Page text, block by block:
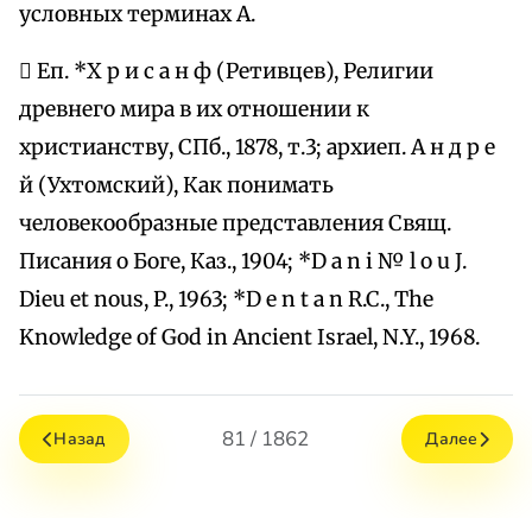
условных терминах А.
 Еп. *Х р и с а н ф (Ретивцев), Религии
древнего мира в их отношении к
христианству, СПб., 1878, т.3; архиеп. А н д р е
й (Ухтомский), Как понимать
человекообразные представления Свящ.
Писания о Боге, Каз., 1904; *D a n i № l o u J.
Dieu et nous, P., 1963; *D e n t a n R.C., The
Knowledge of God in Ancient Israel, N.Y., 1968.
Назад 81 / 1862 Далее